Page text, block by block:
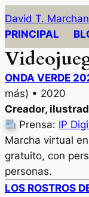
Saltar
al
David T.
PRINCIPAL
ONDA VERDE
más) • 2020
Creador,
Prensa: IP
Marcha virtual
gratuito, con
personas.
LOS ROSTROS